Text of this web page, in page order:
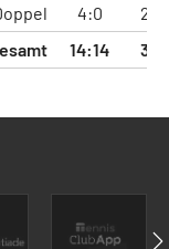
4:0
2:0
14:14 3:3